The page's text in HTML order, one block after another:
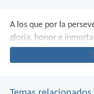
A los que por la
gloria, honor e